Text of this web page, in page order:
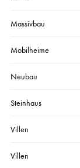
Massivbau
Mobilheime
Neubau
Steinhaus
Villen
Villen